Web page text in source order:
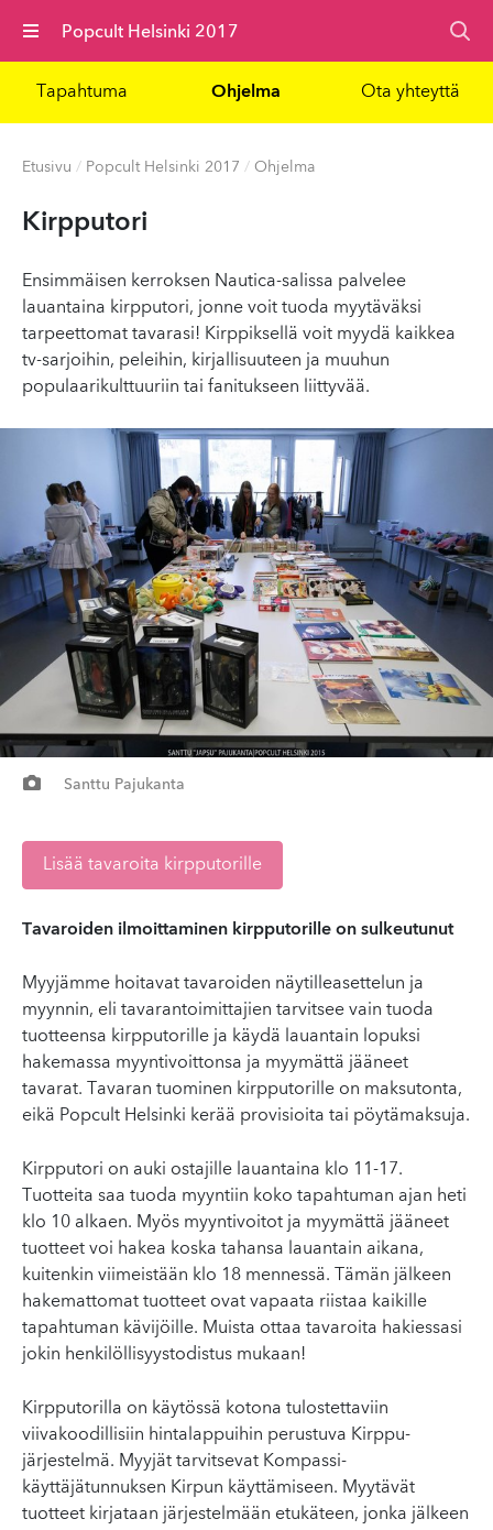
Valikko Popcult Helsinki 2017
Tapahtuma Ohjelma Ota yhteyttä
Etusivu / Popcult Helsinki 2017 / Ohjelma
Kirpputori
Ensimmäisen kerroksen Nautica-salissa palvelee
lauantaina kirpputori, jonne voit tuoda myytäväksi
tarpeettomat tavarasi! Kirppiksellä voit myydä kaikkea
tv-sarjoihin, peleihin, kirjallisuuteen ja muuhun
populaarikulttuuriin tai fanitukseen liittyvää.
Santtu Pajukanta
Lisää tavaroita kirpputorille
Tavaroiden ilmoittaminen kirpputorille on sulkeutunut
Myyjämme hoitavat tavaroiden näytilleasettelun ja
myynnin, eli tavarantoimittajien tarvitsee vain tuoda
tuotteensa kirpputorille ja käydä lauantain lopuksi
hakemassa myyntivoittonsa ja myymättä jääneet
tavarat. Tavaran tuominen kirpputorille on maksutonta,
eikä Popcult Helsinki kerää provisioita tai pöytämaksuja.
Kirpputori on auki ostajille lauantaina klo 11-17.
Tuotteita saa tuoda myyntiin koko tapahtuman ajan heti
klo 10 alkaen. Myös myyntivoitot ja myymättä jääneet
tuotteet voi hakea koska tahansa lauantain aikana,
kuitenkin viimeistään klo 18 mennessä. Tämän jälkeen
hakemattomat tuotteet ovat vapaata riistaa kaikille
tapahtuman kävijöille. Muista ottaa tavaroita hakiessasi
jokin henkilöllisyystodistus mukaan!
Kirpputorilla on käytössä kotona tulostettaviin
viivakoodillisiin hintalappuihin perustuva Kirppu-
järjestelmä. Myyjät tarvitsevat Kompassi-
käyttäjätunnuksen Kirpun käyttämiseen. Myytävät
tuotteet kirjataan järjestelmään etukäteen, jonka jälkeen